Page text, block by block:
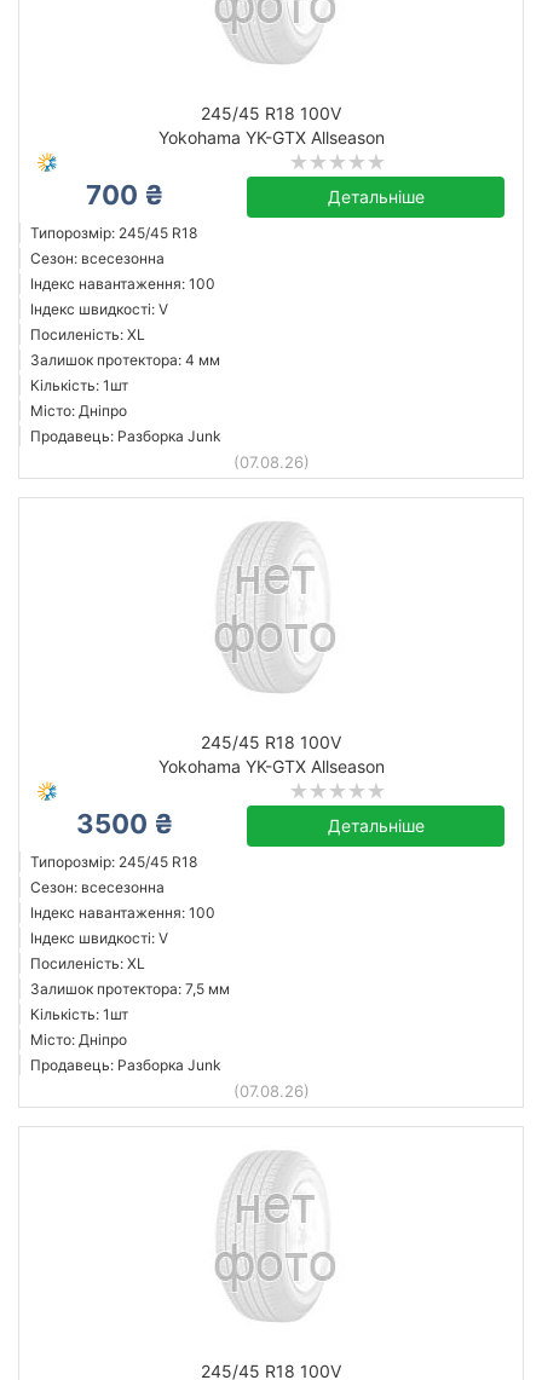
245/45 R18 100V
Yokohama YK-GTX Allseason
700 ₴ Детальніше
Типорозмір: 245/45 R18
Сезон: всесезонна
Індекс навантаження: 100
Індекс швидкості: V
Посиленість: XL
Залишок протектора: 4 мм
Кількість: 1шт
Місто: Дніпро
Продавець: Разборка Junk
(07.08.26)
245/45 R18 100V
Yokohama YK-GTX Allseason
3500 ₴ Детальніше
Типорозмір: 245/45 R18
Сезон: всесезонна
Індекс навантаження: 100
Індекс швидкості: V
Посиленість: XL
Залишок протектора: 7,5 мм
Кількість: 1шт
Місто: Дніпро
Продавець: Разборка Junk
(07.08.26)
245/45 R18 100V